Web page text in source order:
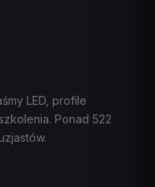
LED, profile
Ponad 522